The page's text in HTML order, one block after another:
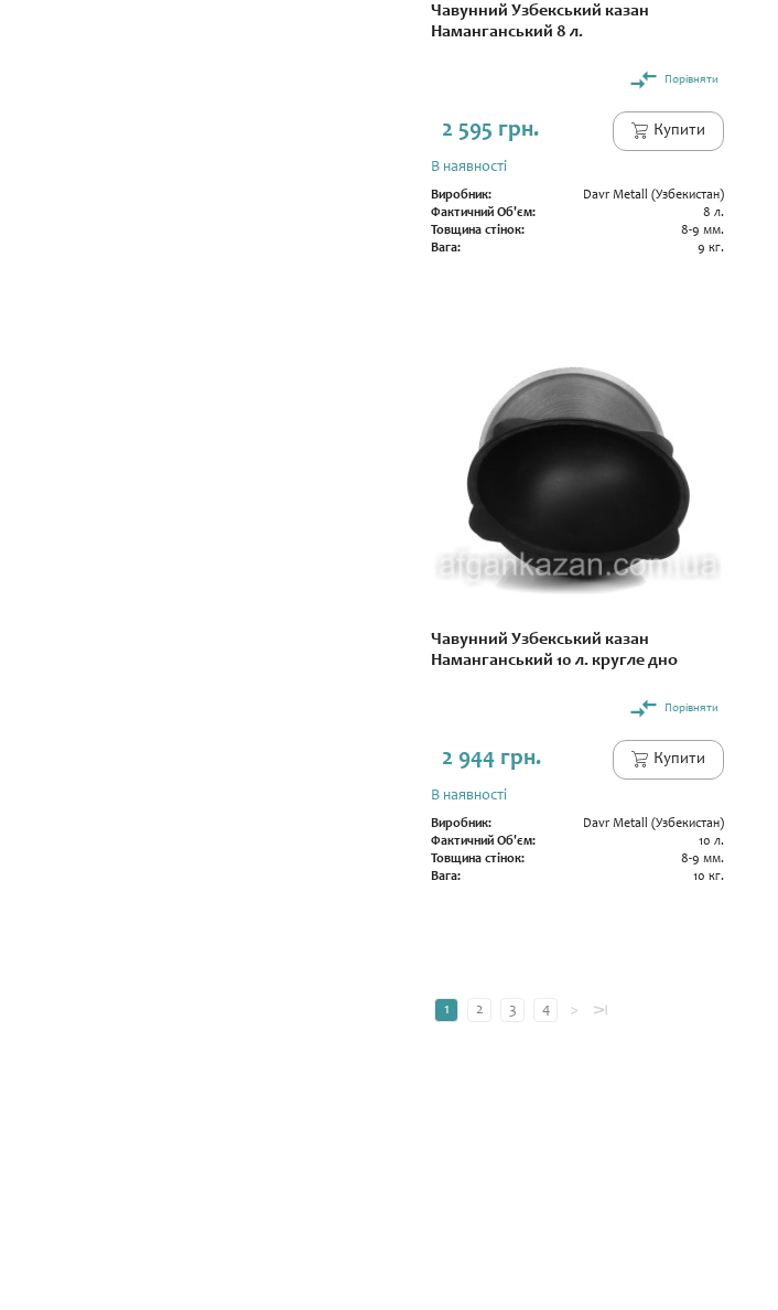
Чавунний Узбекський казан
Наманганський 8 л.
Порівняти
2 595 грн. Купити
В наявності
Виробник:
Davr Metall (Узбекистан)
Фактичний Об'єм:
8 л.
Товщина стінок:
8-9 мм.
Вага:
9 кг.
Чавунний Узбекський казан
Наманганський 10 л. кругле дно
Порівняти
2 944 грн. Купити
В наявності
Виробник:
Davr Metall (Узбекистан)
Фактичний Об'єм:
10 л.
Товщина стінок:
8-9 мм.
Вага:
10 кг.
1 2 3 4 > ⊼